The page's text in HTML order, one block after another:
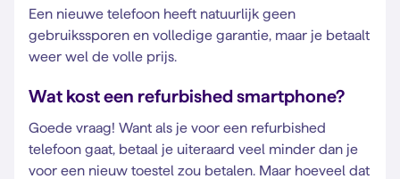
Een nieuwe telefoon heeft natuurlijk geen
gebruikssporen en volledige garantie, maar je betaalt
weer wel de volle prijs.
Wat kost een refurbished smartphone?
Goede vraag! Want als je voor een refurbished
telefoon gaat, betaal je uiteraard veel minder dan je
voor een nieuw toestel zou betalen. Maar hoeveel dat